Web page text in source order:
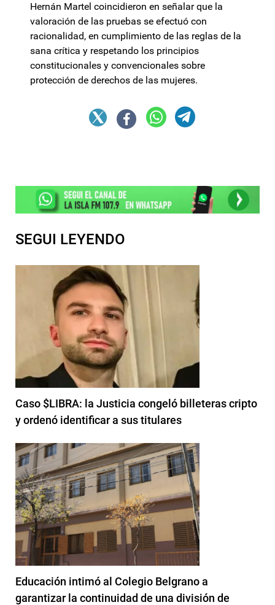
Hernán Martel coincidieron en señalar que la
valoración de las pruebas se efectuó con
racionalidad, en cumplimiento de las reglas de la
sana crítica y respetando los principios
constitucionales y convencionales sobre
protección de derechos de las mujeres.
SEGUI LEYENDO
Caso $LIBRA: la Justicia congeló billeteras cripto
y ordenó identificar a sus titulares
Educación intimó al Colegio Belgrano a
garantizar la continuidad de una división de